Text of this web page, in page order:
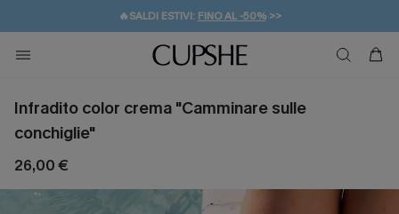
🔥SALDI ESTIVI: FINO AL -50%>>
🚚SPEDIZIONE GRATUITA DA 49€
💌REGALO PER I NUOVI: 20% DI SCONTO*
Infradito color crema "Camminare sulle
conchiglie"
26,00 €